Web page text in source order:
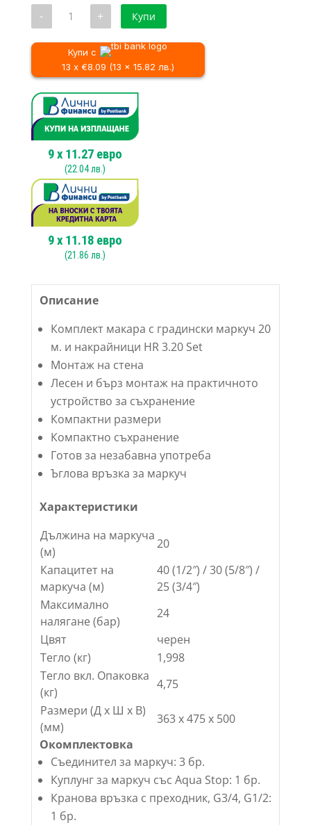
- количество
Комплект
макара
градински
маркуч
м.
и
накрайници
HR
3.20
Set
+ Купи
Купи с
13 x €8.09 (13 x 15.82 лв.)
9x 11.27евро
(22.04лв.)
9x 11.18евро
(21.86 лв.)
Описание
Комплект макара с градински маркуч 20
м. и накрайници HR 3.20 Set
Монтаж на стена
Лесен и бърз монтаж на практичното
устройство за съхранение
Компактни размери
Компактно съхранение
Готов за незабавна употреба
Ъглова връзка за маркуч
Характеристики
Дължина на маркуча
(м)
20
Капацитет на
маркуча (м)
40 (1/2″) / 30 (5/8″) /
25 (3/4″)
Максимално
налягане (бар)
24
Цвят
черен
Тегло (кг)
1,998
Тегло вкл. Опаковка
(кг)
4,75
Размери (Д х Ш х В)
(мм)
363 x 475 x 500
Окомплектовка
Съединител за маркуч: 3 бр.
Куплунг за маркуч със Aqua Stop: 1 бр.
Кранова връзка с преходник, G3/4, G1/2:
1 бр.